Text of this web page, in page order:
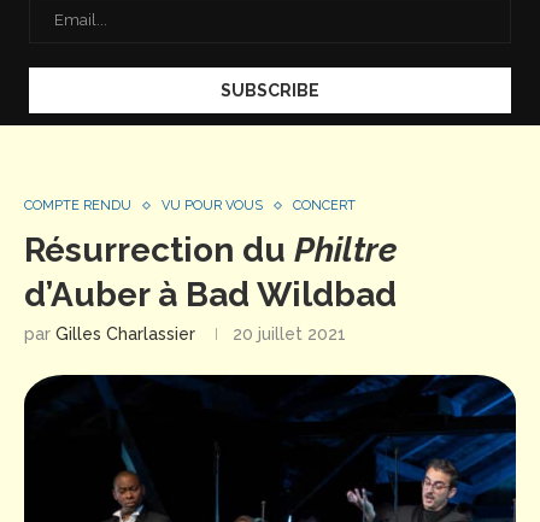
COMPTE RENDU VU POUR VOUS CONCERT
Résurrection du Philtre
d’Auber à Bad Wildbad
par Gilles Charlassier 20 juillet 2021